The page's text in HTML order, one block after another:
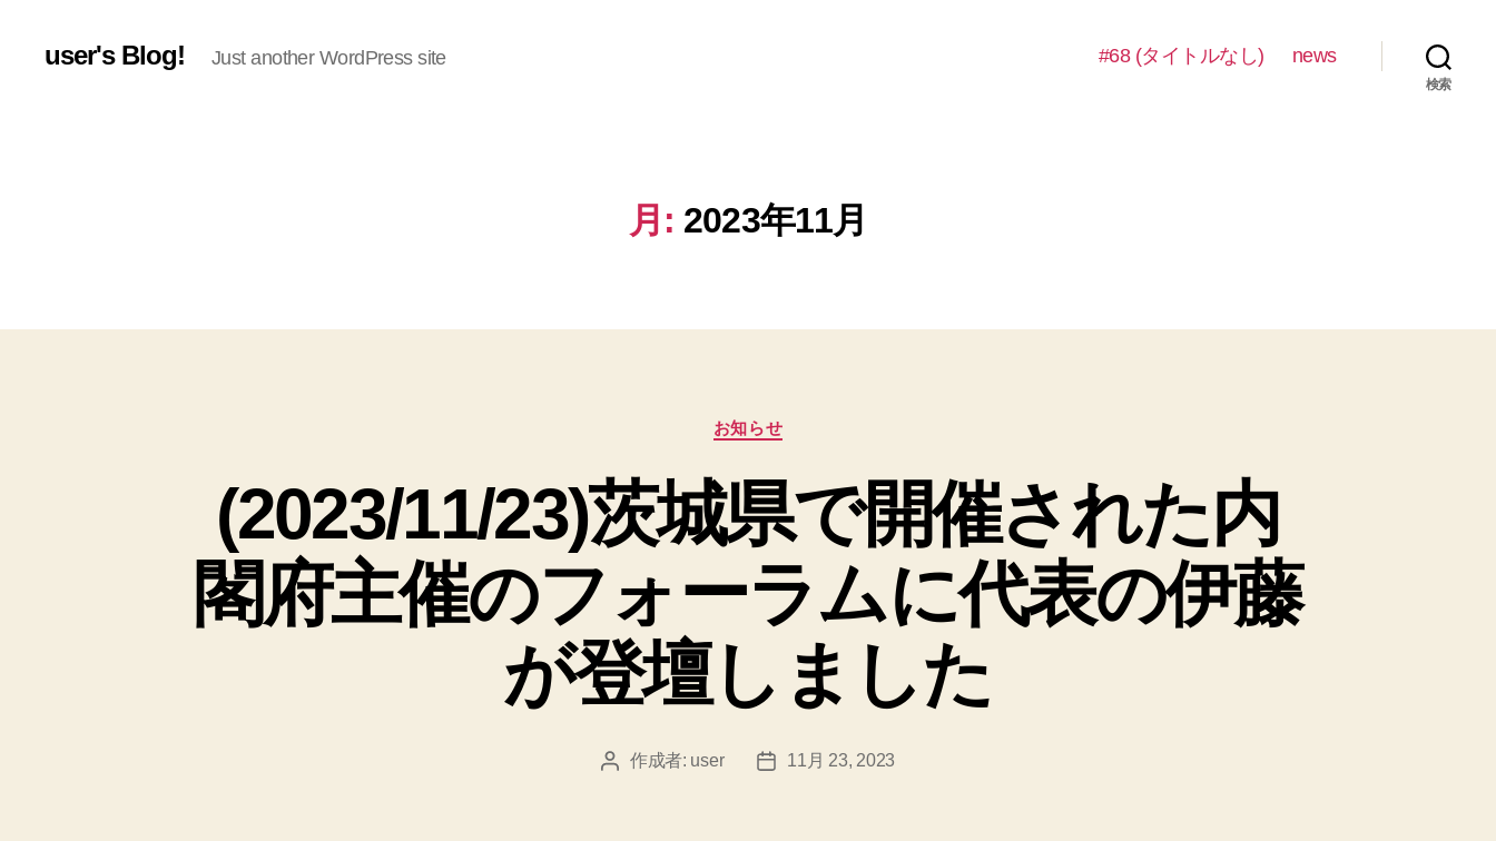
user's Blog! Just another WordPress site #68 (タイトルなし) news
検索
月: 2023年11月
カ
テ
リ
ー
お知らせ
(2023/11/23)茨城県で開催された内
閣府主催のフォーラムに代表の伊藤
が登壇しました
投 作成者: user
投
11月 23, 2023